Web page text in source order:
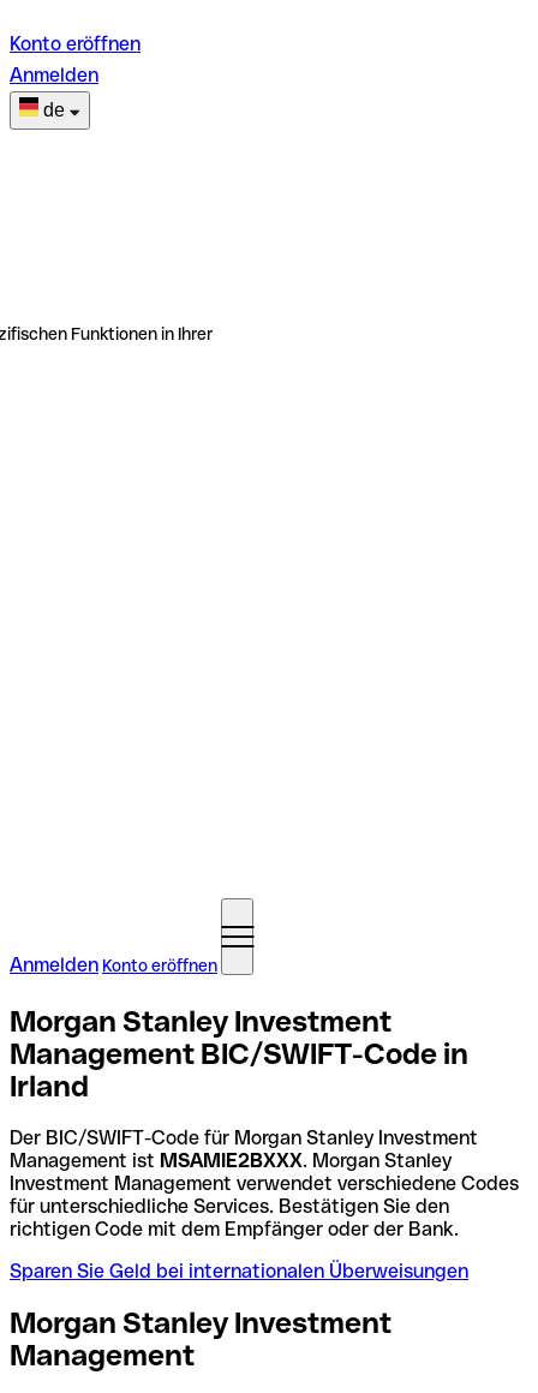
Konto eröffnen
Anmelden
de
Funktionen in Ihrer
Anmelden Konto eröffnen
Morgan Stanley Investment
Management BIC/SWIFT-Code in
Irland
Der BIC/SWIFT-Code für Morgan Stanley Investment
Management ist MSAMIE2BXXX. Morgan Stanley
Investment Management verwendet verschiedene Codes
für unterschiedliche Services. Bestätigen Sie den
richtigen Code mit dem Empfänger oder der Bank.
Sparen Sie Geld bei internationalen Überweisungen
Morgan Stanley Investment
Management